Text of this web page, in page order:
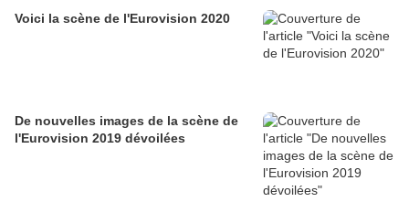
Voici la scène de l'Eurovision 2020
De nouvelles images de la scène de
l'Eurovision 2019 dévoilées